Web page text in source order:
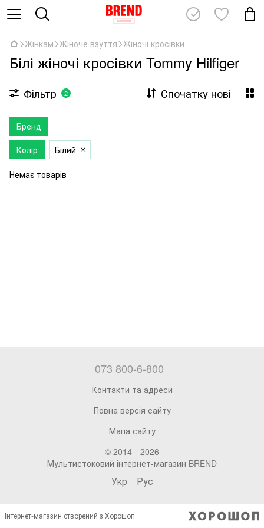
Жінкам Жіноче взуття Жіночі кросівки
Білі жіночі кросівки Tommy Hilfiger
Фільтр 2 Спочатку нові
Бренд
Колір
Білий
Немає товарів
073 800-6-800
Контакти та адреси
Повна версія сайту
Мапа сайту
© 2014—2026
Мультистоковий інтернет-магазин BREND
Укр Рус
Інтернет-магазин створений з Хорошоп